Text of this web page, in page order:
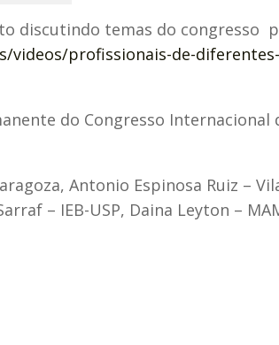
discutindo temas do congresso
profissionais-de-
do Congresso Internacional
Antonio Espinosa Ruiz –
– IEB-USP, Daina Leyton –